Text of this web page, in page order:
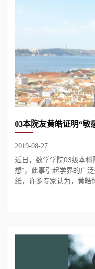
03本院友黄皓证明“敏
2019-08-27
近日，数学学院03级本科
想”，此事引起学界的广
纸，许多专家认为，黄皓